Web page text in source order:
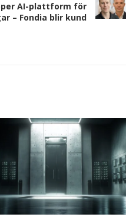
AI-plattform för
– Fondia blir kund